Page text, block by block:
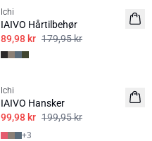
Ichi
IAIVO Hårtilbehør
89,98 kr 179,95 kr
Ichi
IAIVO Hansker
99,98 kr 199,95 kr
+3